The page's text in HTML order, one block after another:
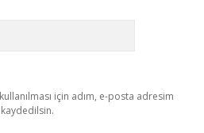
için adım, e-posta adresim